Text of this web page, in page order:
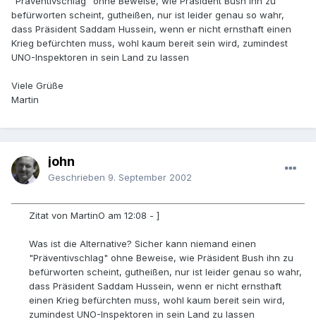
befürworten scheint, gutheißen, nur ist leider genau so wahr,
dass Präsident Saddam Hussein, wenn er nicht ernsthaft einen
Krieg befürchten muss, wohl kaum bereit sein wird, zumindest
UNO-Inspektoren in sein Land zu lassen
Viele Grüße
Martin
john
Geschrieben 9. September 2002
Zitat von MartinO am 12:08 - ]
Was ist die Alternative? Sicher kann niemand einen
"Präventivschlag" ohne Beweise, wie Präsident Bush ihn zu
befürworten scheint, gutheißen, nur ist leider genau so wahr,
dass Präsident Saddam Hussein, wenn er nicht ernsthaft
einen Krieg befürchten muss, wohl kaum bereit sein wird,
zumindest UNO-Inspektoren in sein Land zu lassen